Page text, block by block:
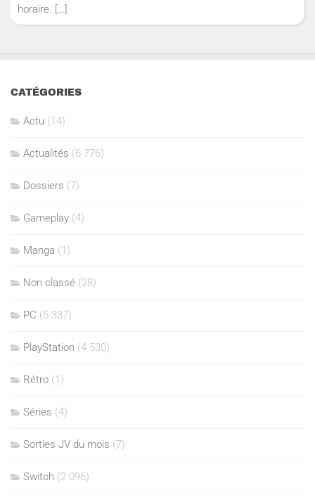
horaire. […]
CATÉGORIES
Actu (14)
Actualités (6 776)
Dossiers (7)
Gameplay (4)
Manga (1)
Non classé (28)
PC (5 337)
PlayStation (4 530)
Rétro (1)
Séries (4)
Sorties JV du mois (7)
Switch (2 096)